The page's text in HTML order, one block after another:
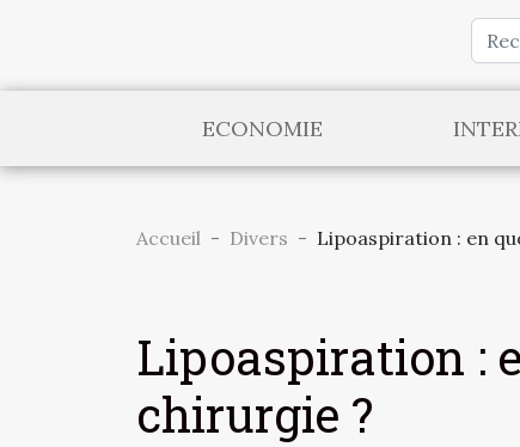
ECONOMIE
Accueil Divers Lipoaspiration : en
Lipoaspiration :
chirurgie ?